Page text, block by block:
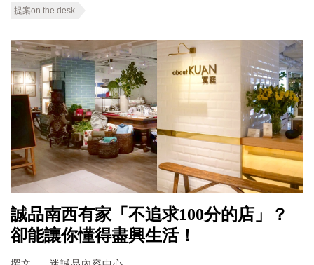
提案on the desk
誠品南西有家「不追求100分的店」？
卻能讓你懂得盡興生活！